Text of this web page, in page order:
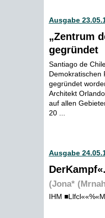
Ausgabe
„Zentrum
gegründet
Santiago de
Demokratischen
gegründet
Architekt
auf allen
20 ...
Ausgabe
(Jona*
IHM